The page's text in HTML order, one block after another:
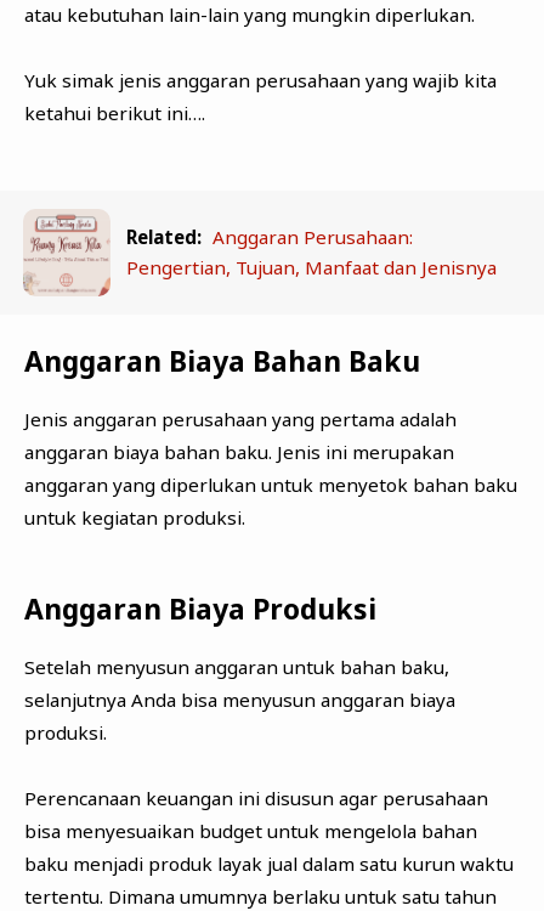
atau kebutuhan lain-lain yang mungkin diperlukan.
Yuk simak jenis anggaran perusahaan yang wajib kita
ketahui berikut ini….
Related: Anggaran Perusahaan:
Pengertian, Tujuan, Manfaat dan Jenisnya
Anggaran Biaya Bahan Baku
Jenis anggaran perusahaan yang pertama adalah
anggaran biaya bahan baku. Jenis ini merupakan
anggaran yang diperlukan untuk menyetok bahan baku
untuk kegiatan produksi.
Anggaran Biaya Produksi
Setelah menyusun anggaran untuk bahan baku,
selanjutnya Anda bisa menyusun anggaran biaya
produksi.
Perencanaan keuangan ini disusun agar perusahaan
bisa menyesuaikan budget untuk mengelola bahan
baku menjadi produk layak jual dalam satu kurun waktu
tertentu. Dimana umumnya berlaku untuk satu tahun